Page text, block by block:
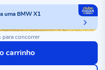
uma BMW X1
para concorrer
carrinho